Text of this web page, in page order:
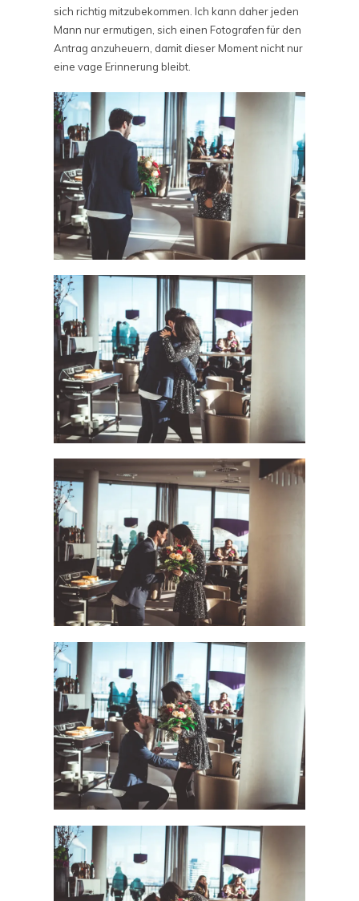
sich richtig mitzubekommen. Ich kann daher jeden
Mann nur ermutigen, sich einen Fotografen für den
Antrag anzuheuern, damit dieser Moment nicht nur
eine vage Erinnerung bleibt.